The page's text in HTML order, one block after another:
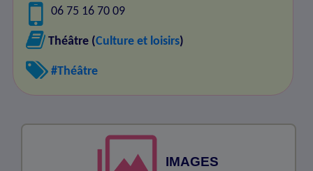
06 75 16 70 09
Théâtre (Culture et loisirs)
#Théâtre
IMAGES